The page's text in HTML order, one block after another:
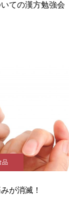
ての漢方勉強会
品
が消滅！